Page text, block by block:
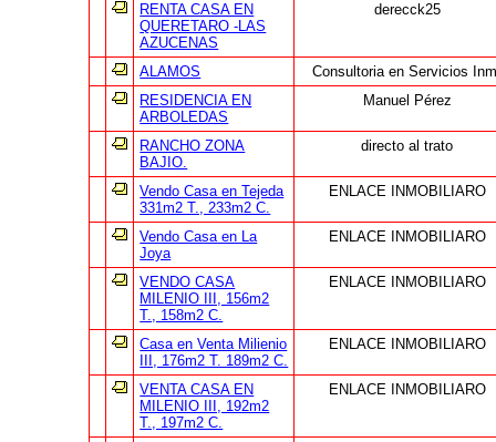
RENTA CASA EN
QUERETARO -LAS
AZUCENAS
derecck25
ALAMOS
Consultoria en Servicios
RESIDENCIA EN
ARBOLEDAS
Manuel Pérez
RANCHO ZONA
BAJIO.
directo al trato
Vendo Casa en Tejeda
331m2 T., 233m2 C.
ENLACE INMOBILIARO
Vendo Casa en La
Joya
ENLACE INMOBILIARO
VENDO CASA
MILENIO III, 156m2
T., 158m2 C.
ENLACE INMOBILIARO
Casa en Venta Milienio
III, 176m2 T. 189m2 C.
ENLACE INMOBILIARO
VENTA CASA EN
MILENIO III, 192m2
T., 197m2 C.
ENLACE INMOBILIARO